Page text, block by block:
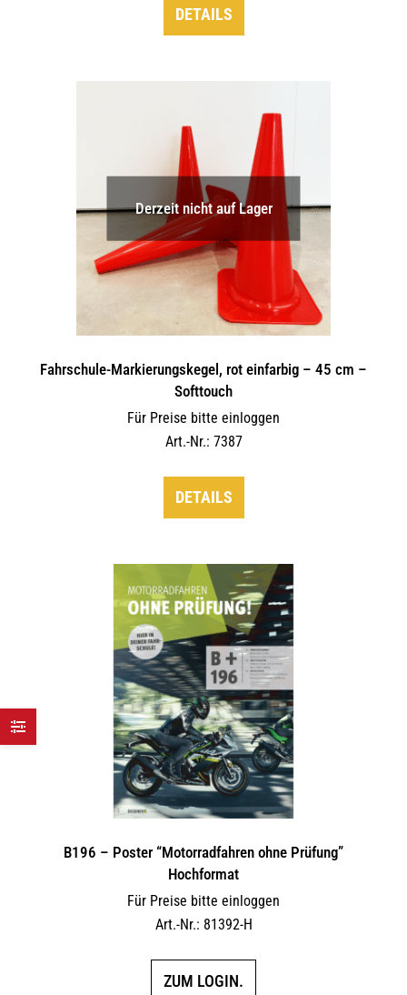
DETAILS
Derzeit nicht auf Lager
Fahrschule-Markierungskegel, rot einfarbig – 45 cm –
Softtouch
Für Preise bitte einloggen
Art.-Nr.: 7387
DETAILS
B196 – Poster “Motorradfahren ohne Prüfung”
Hochformat
Für Preise bitte einloggen
Art.-Nr.: 81392-H
ZUM LOGIN.